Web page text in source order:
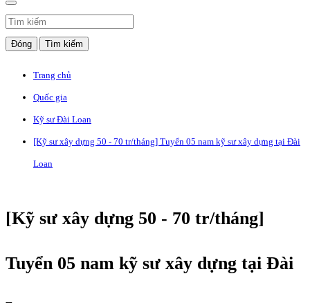
Đóng Tìm kiếm
Trang chủ
Quốc gia
Kỹ sư Đài Loan
[Kỹ sư xây dựng 50 - 70 tr/tháng] Tuyển 05 nam kỹ sư xây dựng tại Đài
Loan
[Kỹ sư xây dựng 50 - 70 tr/tháng]
Tuyển 05 nam kỹ sư xây dựng tại Đài